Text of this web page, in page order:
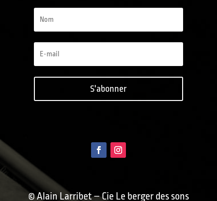
S'abonner
© Alain Larribet – Cie Le berger des sons